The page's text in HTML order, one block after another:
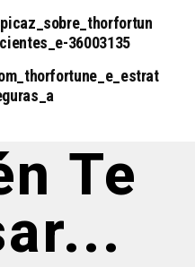
36003135
Te